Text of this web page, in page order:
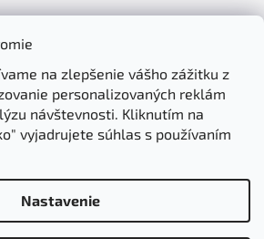
na zlepšenie vášho zážitku z
personalizovaných reklám
návštevnosti. Kliknutím na
vyjadrujete súhlas s používaním
Nastavenie